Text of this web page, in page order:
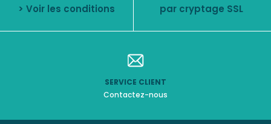
> Voir les conditions par cryptage SSL
SERVICE CLIENT
Contactez-nous